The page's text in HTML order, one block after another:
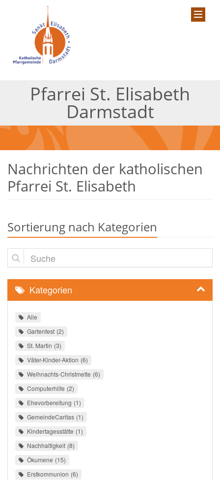
Pfarrei St. Elisabeth
Darmstadt
Nachrichten der katholischen
Pfarrei St. Elisabeth
Sortierung nach Kategorien
Suche
Kategorien
Alle
Gartenfest 2
St. Martin 3
Väter-Kinder-Aktion 6
Weihnachts-Christmette 6
Computerhilfe 2
Ehevorbereitung 1
GemeindeCaritas 1
Kindertagesstätte 1
Nachhaltigkeit 8
Ökumene 15
Erstkommunion 6